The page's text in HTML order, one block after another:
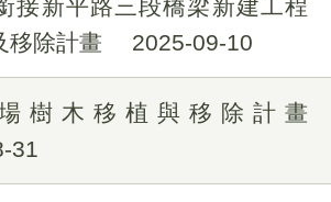
接新平路三段橋梁新建工程
移除計畫
2025-09-10
樹木移植與移除計畫
31